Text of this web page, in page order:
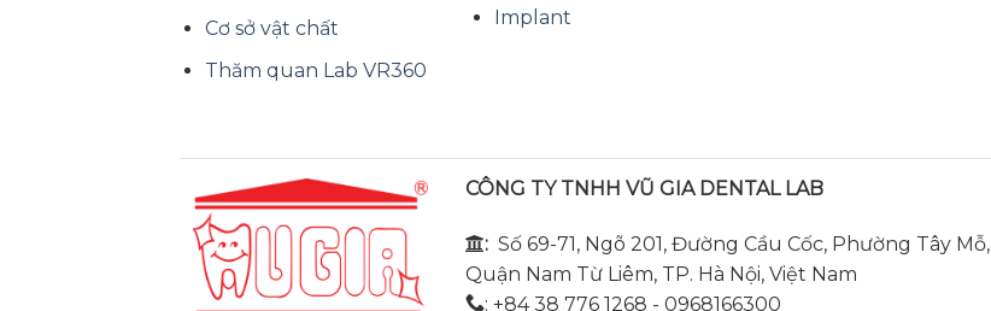
Cơ sở vật chất
Thăm quan Lab VR360
Implant
CÔNG TY TNHH VŨ GIA DENTAL LAB
: Số 69-71, Ngõ 201, Đường Cầu Cốc, Phường Tây Mỗ,
Quận Nam Từ Liêm, TP. Hà Nội, Việt Nam
: +84 38 776 1268 - 0968166300